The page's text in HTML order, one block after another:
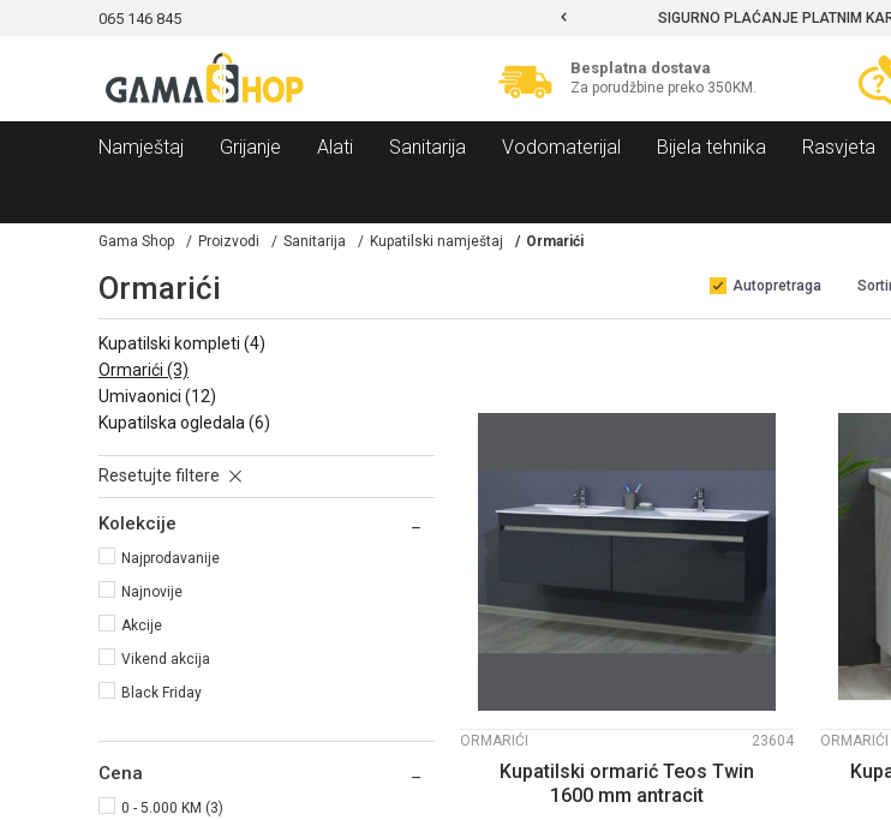
065 146 845 SIGURNO PLAĆANJE PLATNIM
Besplatna dostava
Za porudžbine preko 350KM.
Namještaj Grijanje Alati Sanitarija Vodomaterijal Bijela tehnika Rasvjeta
Gama Shop Proizvodi Sanitarija Kupatilski namještaj Ormarići
Ormarići Autopretraga
kupatilski kompleti (4)
ormarići (3)
umivaonici (12)
kupatilska ogledala (6)
Resetujte filtere
Kolekcije
Najprodavanije
Najnovije
Akcije
Vikend akcija
Black Friday
Cena
0 - 5.000 KM (3)
ORMARIĆI 23604
Kupatilski ormarić Teos Twin
1600 mm antracit
ORMARIĆI